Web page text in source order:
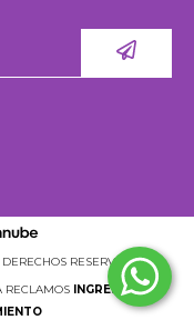
RESERVADOS.
RECLAMOS
INGRESÁ ACÁ.